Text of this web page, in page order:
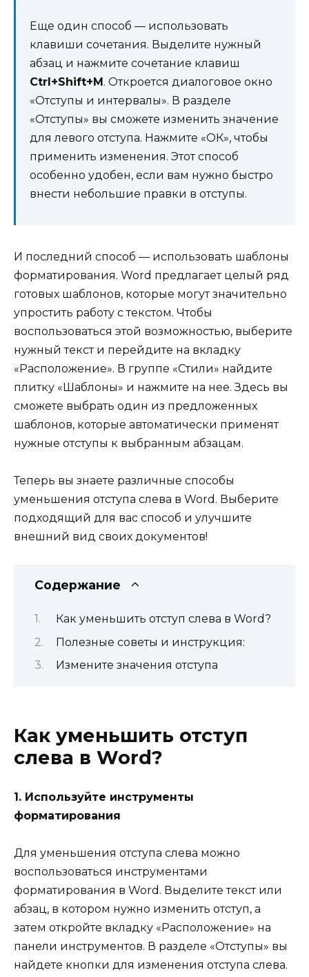
Еще один способ — использовать
клавиши сочетания. Выделите нужный
абзац и нажмите сочетание клавиш
Ctrl+Shift+M. Откроется диалоговое окно
«Отступы и интервалы». В разделе
«Отступы» вы сможете изменить значение
для левого отступа. Нажмите «ОК», чтобы
применить изменения. Этот способ
особенно удобен, если вам нужно быстро
внести небольшие правки в отступы.
И последний способ — использовать шаблоны
форматирования. Word предлагает целый ряд
готовых шаблонов, которые могут значительно
упростить работу с текстом. Чтобы
воспользоваться этой возможностью, выберите
нужный текст и перейдите на вкладку
«Расположение». В группе «Стили» найдите
плитку «Шаблоны» и нажмите на нее. Здесь вы
сможете выбрать один из предложенных
шаблонов, которые автоматически применят
нужные отступы к выбранным абзацам.
Теперь вы знаете различные способы
уменьшения отступа слева в Word. Выберите
подходящий для вас способ и улучшите
внешний вид своих документов!
Содержание
Как уменьшить отступ слева в Word?
Полезные советы и инструкция:
Измените значения отступа
Как уменьшить отступ
слева в Word?
1. Используйте инструменты
форматирования
Для уменьшения отступа слева можно
воспользоваться инструментами
форматирования в Word. Выделите текст или
абзац, в котором нужно изменить отступ, а
затем откройте вкладку «Расположение» на
панели инструментов. В разделе «Отступы» вы
найдете кнопки для изменения отступа слева.